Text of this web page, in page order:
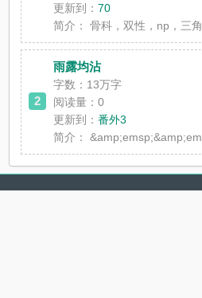
更新到：70
简介：
骨科，双性，np，三
2
雨露均沾
字数：13万字
阅读量：0
更新到：番外3
简介：